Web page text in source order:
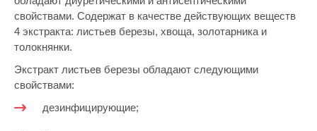
свойствами. Содержат в качестве действующих веществ
4 экстракта: листьев березы, хвоща, золотарника и
толокнянки.
Экстракт листьев березы обладают следующими
свойствами:
дезинфицирующие;